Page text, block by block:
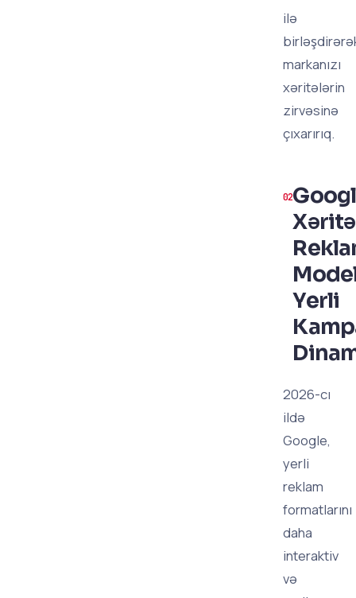
ilə
markanızı
xəritələrin
zirvəsinə
çıxarırıq.
Yerli
2026-cı
ildə
Google,
yerli
reklam
formatlarını
daha
interaktiv
və